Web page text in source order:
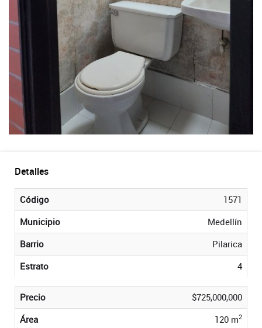
Detalles
Código
1571
Municipio
Medellín
Barrio
Pilarica
Estrato
4
Precio
$725,000,000
Área
120 m2